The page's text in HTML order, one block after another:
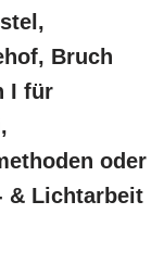
Bruch
I für
oder
& Lichtarbeit